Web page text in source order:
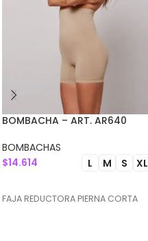
BOMBACHA – ART. AR640
BOMBACHAS
$14.614 L M S XL
FAJA REDUCTORA PIERNA CORTA